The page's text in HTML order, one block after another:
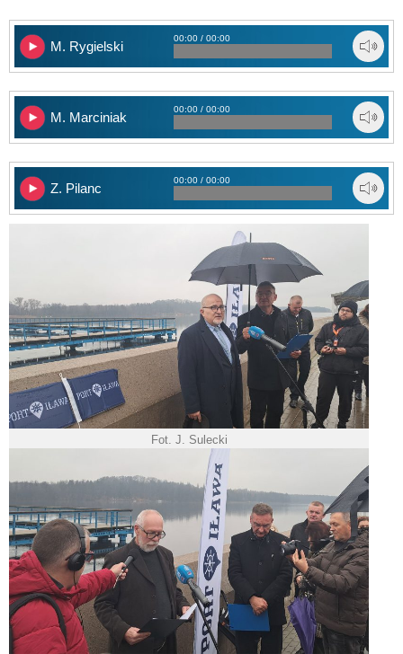
M. Rygielski
00:00 / 00:00
M. Marciniak
00:00 / 00:00
Z. Pilanc
00:00 / 00:00
Fot. J. Sulecki